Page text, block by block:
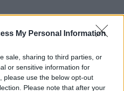
My Personal Information
sale, sharing to third parties, or
or sensitive information for
please use the below opt-out
Please note that after your